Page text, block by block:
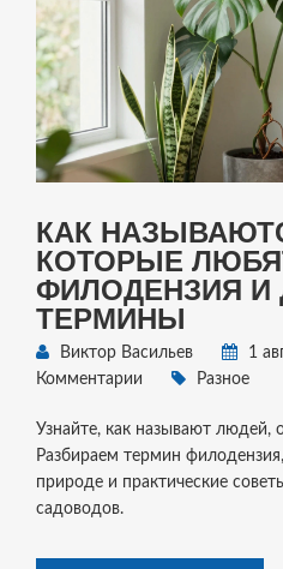
КАК
КОТОРЫЕ
ФИЛОДЕНЗИЯ И
ТЕРМИНЫ
Виктор Васильев 1
Комментарии
Разное
Узнайте, как называют
Разбираем термин
природе и практические
садоводов.